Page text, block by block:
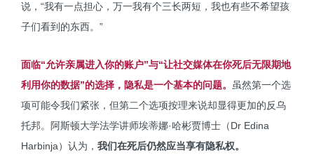
说，“我有一点担心，万一我有个三长两短，我也有些不希望孩
子们看到的东西。”
面临“允许亲属进入你的账户”与“让社交媒体在你死后无限期地
利用你的数据”的选择，隐私是一个基本的问题。 虽然第一个选
项可能令我们紧张，但第二个选项按理来说却显得更加的反乌
托邦。阿斯顿大学法学讲师埃蒂娜·哈彬贾博士（Dr Edina
Harbinja）认为， 我们在死后仍然应当享有隐私权。